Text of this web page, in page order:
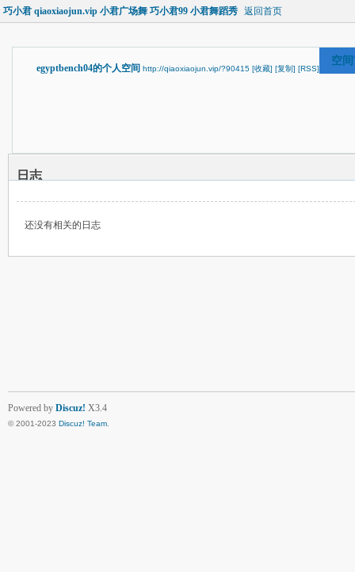
巧小君 qiaoxiaojun.vip 小君广场舞 巧小君99 小君舞蹈秀 返回首页
egyptbench04的个人空间 http://qiaoxiaojun.vip/?90415 [收藏] [复制] [RSS]
空
日志
还没有相关的日志
Powered by Discuz! X3.4
© 2001-2023 Discuz! Team